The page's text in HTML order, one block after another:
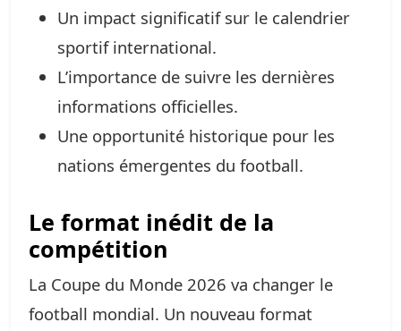
Un impact significatif sur le calendrier
sportif international.
L’importance de suivre les dernières
informations officielles.
Une opportunité historique pour les
nations émergentes du football.
Le format inédit de la
compétition
La Coupe du Monde 2026 va changer le
football mondial. Un nouveau format